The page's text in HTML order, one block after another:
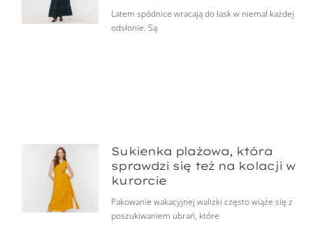
Latem spódnice wracają do łask w niemal każdej
odsłonie. Są
Sukienka plażowa, która
sprawdzi się też na kolacji w
kurorcie
Pakowanie wakacyjnej walizki często wiąże się z
poszukiwaniem ubrań, które